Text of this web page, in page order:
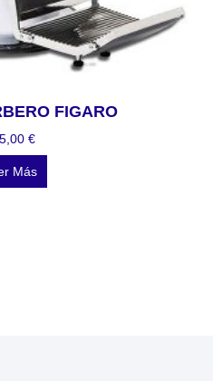
FIGARO
€
Más